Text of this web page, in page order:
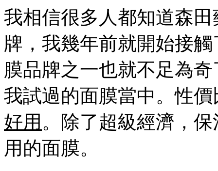
我相信很多人都知道森
牌，我幾年前就開始接
膜品牌之一也就不足為
我試過的面膜當中。性
好用 。除了超級經濟，
用的面膜。